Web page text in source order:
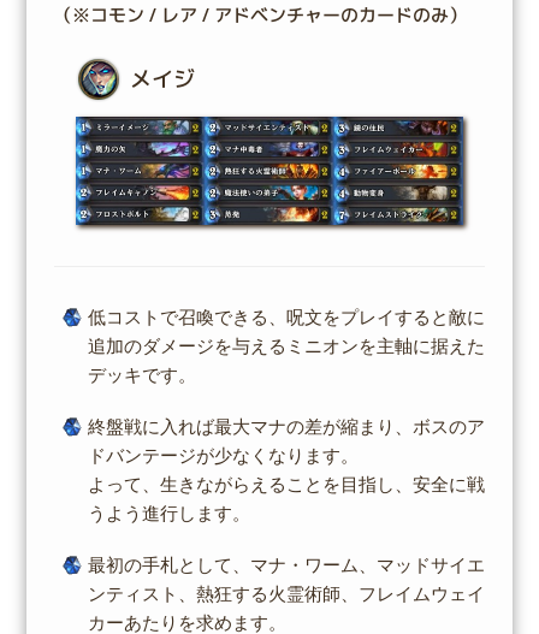
（※コモン / レア / アドベンチャーのカードのみ）
メイジ
低コストで召喚できる、呪文をプレイすると敵に
追加のダメージを与えるミニオンを主軸に据えた
デッキです。
終盤戦に入れば最大マナの差が縮まり、ボスのア
ドバンテージが少なくなります。
よって、生きながらえることを目指し、安全に戦
うよう進行します。
最初の手札として、マナ・ワーム、マッドサイエ
ンティスト、熱狂する火霊術師、フレイムウェイ
カーあたりを求めます。